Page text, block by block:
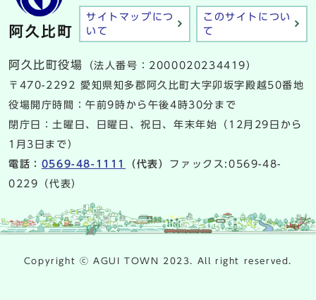
サイトマップにつ
いて
このサイトについ
て
阿久比町役場
（法人番号：2000020234419）
〒470-2292 愛知県知多郡阿久比町大字卯坂字殿越50番地
役場開庁時間：午前9時から午後4時30分まで
閉庁日：土曜日、日曜日、祝日、年末年始（12月29日から
1月3日まで）
電話： 0569-48-1111 （代表） ファックス:0569-48-
0229（代表）
Copyright ⓒ AGUI TOWN 2023. All right reserved.